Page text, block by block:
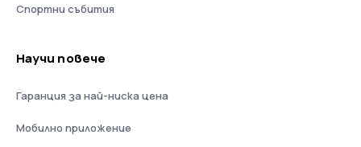
Спортни събития
Научи повече
Гаранция за най-ниска цена
Мобилно приложение